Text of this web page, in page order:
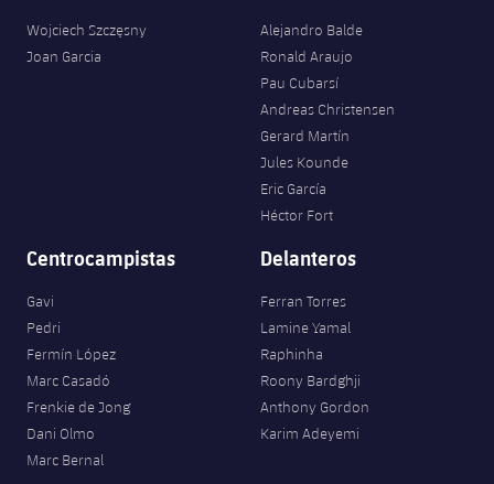
Fotos
Juvenil
Noticias
Atletismo
plusicon
más
Agenda
Baloncesto en silla de ruedas
Calendario
Clasificaciones
Jugadores
Resultados
Clasificaciones
Hockey Hierba Masculino
Hockey Hierba Femenino
Plantilla
Agenda
Rugby
plusicon
más
Actualidad
Voleibol
plusicon
más
Wojciech Szczęsny
Joan Garcia
Alejandro Balde
Ronald Araujo
Pau Cubarsí
Andreas Christensen
Gerard Martín
Jules Kounde
Eric García
Héctor Fort
Centrocampistas
Gavi
Pedri
Fermín López
Marc Casadó
Frenkie de Jong
Dani Olmo
Marc Bernal
Delanteros
Ferran Torres
Lamine Yamal
Raphinha
Roony Bardghji
Anthony Gordon
Karim Adeyemi